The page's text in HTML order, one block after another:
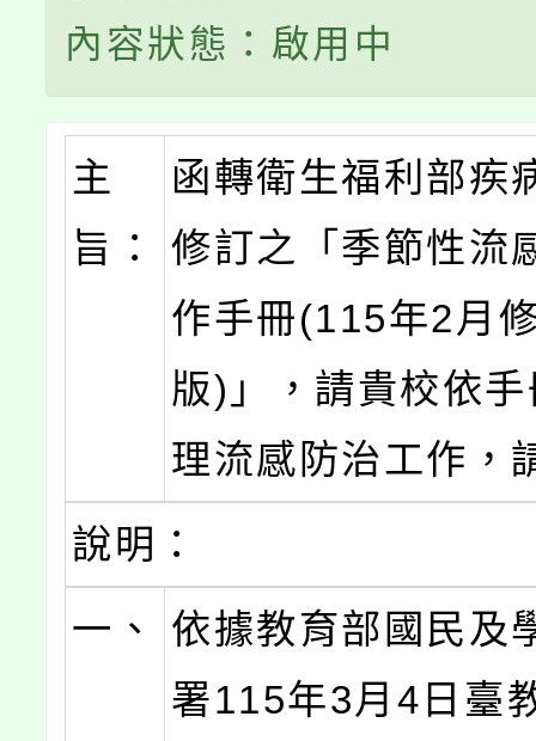
內容狀態：啟用中
主
旨：
函轉衛生福利部疾
修訂之「季節性流
作手冊(115年2月
版)」，請貴校依
理流感防治工作，
說明：
一、
依據教育部國民及
署115年3月4日臺